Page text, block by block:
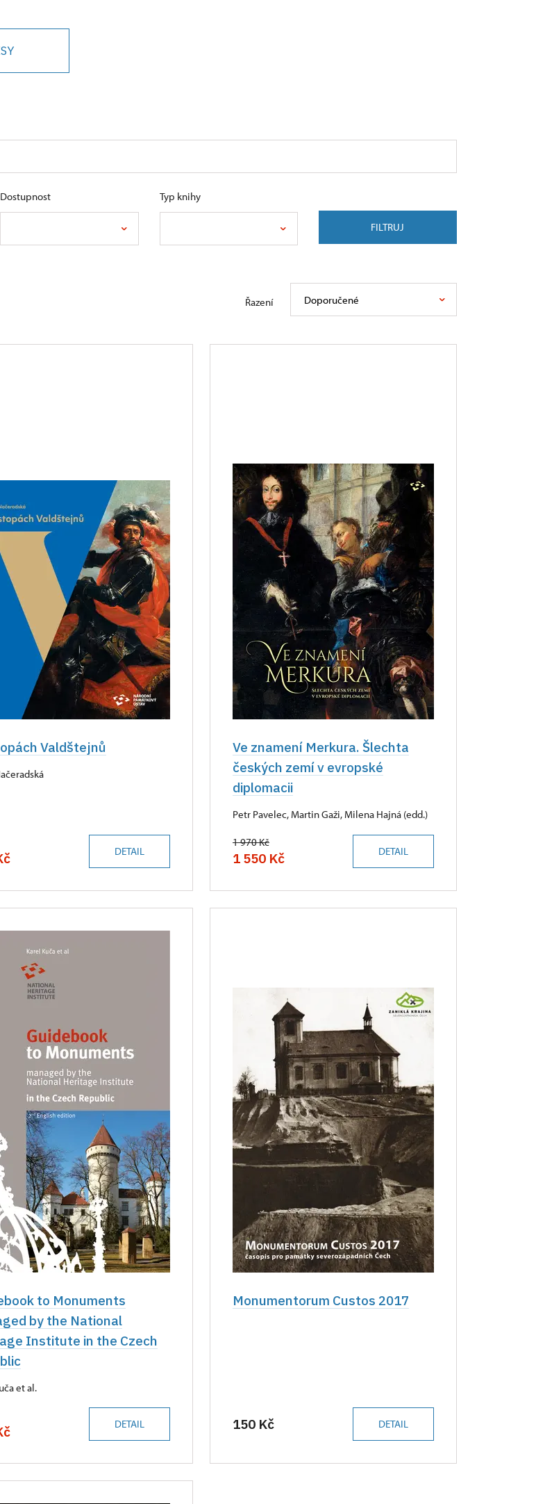
Dostupnost Typ knihy
FILTRUJ
Řazení Doporučené
Valdštejnů
DETAIL
Ve znamení Merkura. Šlechta
českých zemí v evropské
diplomacii
Petr Pavelec, Martin Gaži, Milena Hajná (edd.)
1 970 Kč
1 550 Kč DETAIL
to Monuments
by the National
Institute in the Czech
et al.
DETAIL
Monumentorum Custos 2017
150 Kč DETAIL